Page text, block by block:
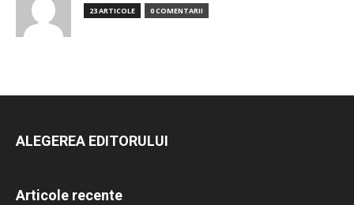
23 ARTICOLE 0 COMENTARII
ALEGEREA EDITORULUI
Articole recente